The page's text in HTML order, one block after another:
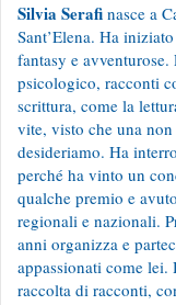
Silvia Serafi nasce a
Sant’Elena. Ha
fantasy e
psicologico, racconti
scrittura, come la
vite, visto che una
desideriamo. Ha
perché ha vinto un
qualche premio e
regionali e nazionali.
anni organizza e
appassionati come
raccolta di racconti,